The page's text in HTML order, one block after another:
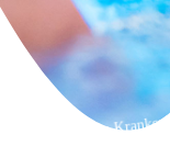
*Ihre